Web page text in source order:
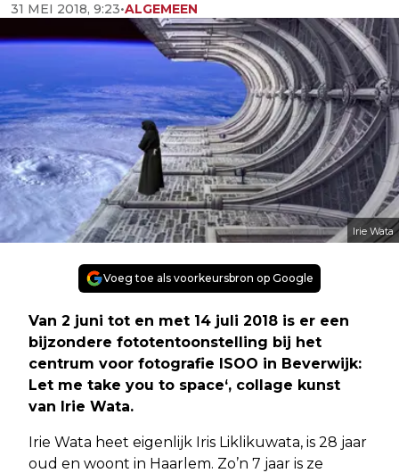
31 MEI 2018, 9:23•ALGEMEEN
Irie Wata
Voeg toe als voorkeursbron op Google
Van 2 juni tot en met 14 juli 2018 is er een
bijzondere fototentoonstelling bij het
centrum voor fotografie ISOO in Beverwijk:
Let me take you to space‘, collage kunst
van Irie Wata.
Irie Wata heet eigenlijk Iris Liklikuwata, is 28 jaar
oud en woont in Haarlem. Zo’n 7 jaar is ze